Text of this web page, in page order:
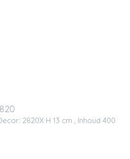
2820X H 13 cm , Inhoud 400